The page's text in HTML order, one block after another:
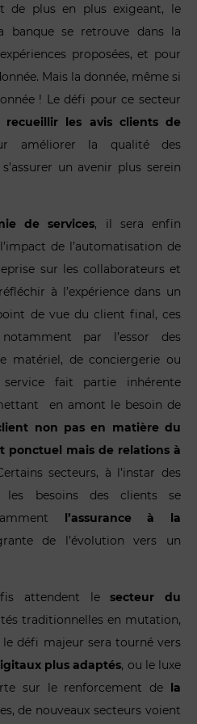
de plus en plus exigeant, le
banque se retrouve dans la
proposées, et pour
Mais la donnée, même si
! Le défi pour ce secteur
recueillir les avis clients de
améliorer la qualité des
un avenir plus serein
de services, il sera enfin
de l’automatisation de
sur les collaborateurs et
à l’expérience dans un
de vue du client final, ces
par l’essor des
matériel, de conciergerie ou
fait partie inhérente
en amont le besoin de
non pas en matière du
ponctuel mais de relations à
secteurs, à l’instar des
les besoins des clients se
l’assurance à la
de l’évolution vers un
attendent lesecteur du
traditionnelles en mutation,
défi majeur sera tourné vers
plus adaptés, ou le luxe
sur le renforcement de la
de nouveaux secteurs voient